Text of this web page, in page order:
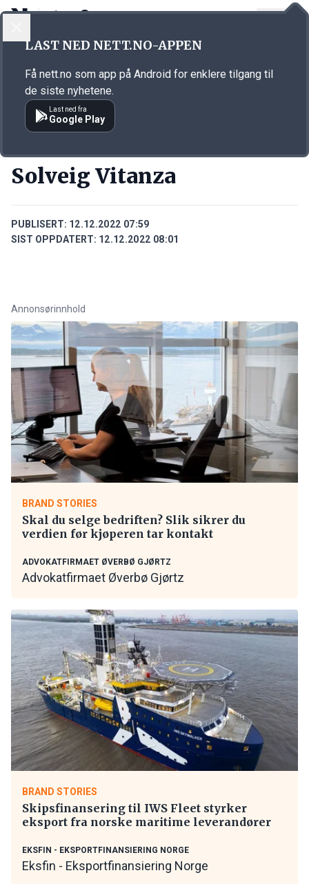
Annonsørinnhold
Solveig Vitanza
PUBLISERT: 12.12.2022 07:59
SIST OPPDATERT: 12.12.2022 08:01
Annonsørinnhold
BRAND STORIES
Skal du selge bedriften? Slik sikrer du
verdien før kjøperen tar kontakt
ADVOKATFIRMAET ØVERBØ GJØRTZ
Advokatfirmaet Øverbø Gjørtz
BRAND STORIES
Skipsfinansering til IWS Fleet styrker
eksport fra norske maritime leverandører
EKSFIN - EKSPORTFINANSIERING NORGE
Eksfin - Eksportfinansiering Norge
LAST NED NETT.NO-APPEN
Få nett.no som app på Android for enklere tilgang til
de siste nyhetene.
Last ned fra
Google Play